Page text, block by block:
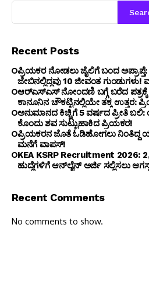
Recent Posts
ಪ್ರಿಯಕರ ನೋಡಲು ಜೈಲಿಗೆ ಬಂದ
ಜೇಬಿನಲ್ಲಿದ್ದವು 10 ಜೀವಂತ ಗುಂಡುಗಳು!
ಆರ್‌ಎಸ್‌ಎಸ್‌ ನೋಂದಣಿ ಬಗ್ಗೆ ಬರೆದ
ಕಾನೂನಿನ ಚೌಕಟ್ಟಿನಲ್ಲಿಯೇ ತಕ್ಕ ಉತ್ತರ:
ಅನುಮಾನದ ಕಿಚ್ಚಿಗೆ 5 ವರ್ಷದ ಪ್ರೀತಿ
ಕೊಂದು ಶವ ಸುಟ್ಟುಹಾಕಿದ ಪ್ರಿಯಕರ!
ಪ್ರಿಯಕರನ ಜೊತೆ ಓಡಿಹೋಗಲು ನಿಂತಿದ್ದ
ಮನೆಗೆ ವಾಪಸ್!
KEA KSRP Recruitment 2026:
ಹುದ್ದೆಗಳಿಗೆ ಆನ್‌ಲೈನ್ ಅರ್ಜಿ ಸಲ್ಲಿಸಲು
Recent Comments
No comments to show.